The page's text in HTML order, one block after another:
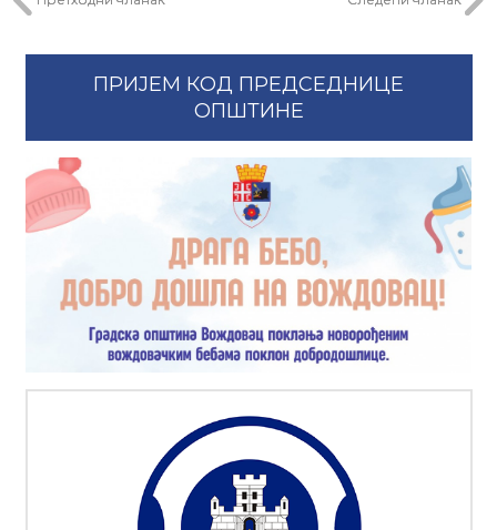
ПРИЈЕМ КОД ПРЕДСЕДНИЦЕ
ОПШТИНЕ